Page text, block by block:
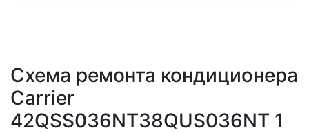
Схема ремонта кондиционера
Carrier
42QSS036NT38QUS036NT 1